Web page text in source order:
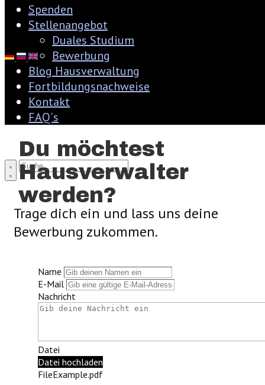
Spenden
Stellenangebot
Duales Studium
Bewerbung
Blog Hausverwaltung
Fortbildungsnachweise
Kontakt
FAQ´s
Du möchtest
Hausverwalter
werden?
Trage dich ein und lass uns deine
Bewerbung zukommen.
Name
E-Mail
Nachricht
Datei
Datei hochladen
FileExample.pdf